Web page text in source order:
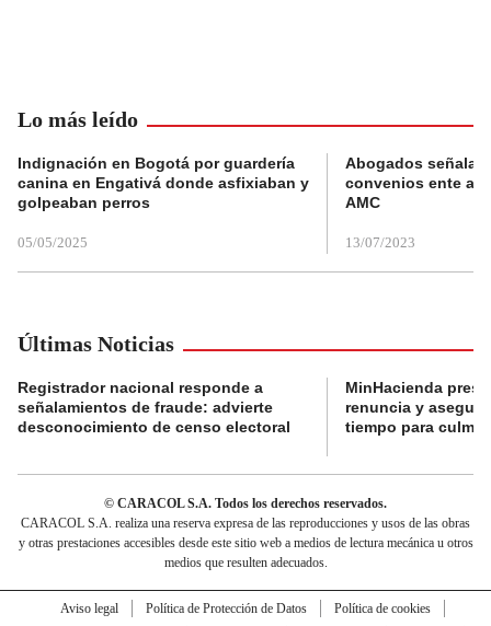
Lo más leído
Indignación en Bogotá por guardería
canina en Engativá donde asfixiaban y
golpeaban perros
05/05/2025
Abogados
convenios ente
AMC
13/07/2023
Últimas Noticias
Registrador nacional responde a
señalamientos de fraude: advierte
desconocimiento de censo electoral
MinHacienda
renuncia y
tiempo para
© CARACOL S.A. Todos los derechos reservados.
CARACOL S.A. realiza una reserva expresa de las reproducciones y usos de las obras
y otras prestaciones accesibles desde este sitio web a medios de lectura mecánica u otros
medios que resulten adecuados.
Aviso legal Política de Protección de Datos
Política de cookies